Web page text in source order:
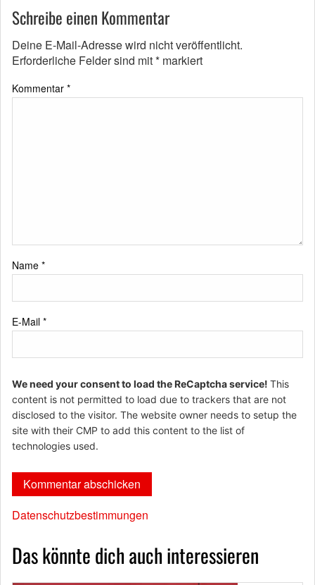
Schreibe einen Kommentar
Deine E-Mail-Adresse wird nicht veröffentlicht.
Erforderliche Felder sind mit* markiert
Kommentar *
Name *
E-Mail *
We need your consent to load the ReCaptcha service! This
content is not permitted to load due to trackers that are not
disclosed to the visitor. The website owner needs to setup the
site with their CMP to add this content to the list of
technologies used.
Datenschutzbestimmungen
Das könnte dich auch interessieren